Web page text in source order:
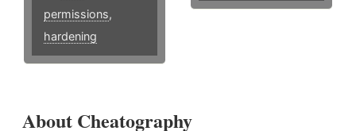
permissions,
hardening
About Cheatography